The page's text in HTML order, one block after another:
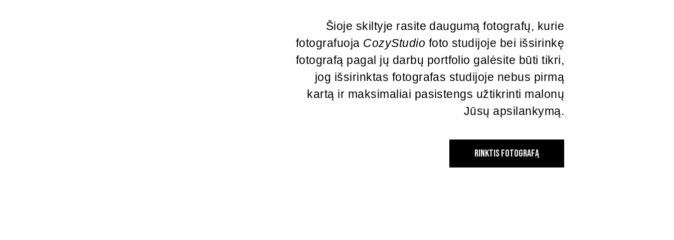
Šioje skiltyje rasite daugumą fotografų, kurie
fotografuoja CozyStudio foto studijoje bei išsirinkę
fotografą pagal jų darbų portfolio galėsite būti tikri,
jog išsirinktas fotografas studijoje nebus pirmą
kartą ir maksimaliai pasistengs užtikrinti malonų
Jūsų apsilankymą.
RINKTIS FOTOGRAFĄ